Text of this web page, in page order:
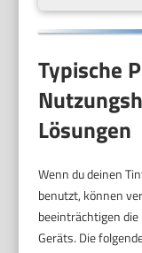
Typische
Lösungen
Wenn du deinen
benutzt, können
beeinträchtigen
Geräts. Die